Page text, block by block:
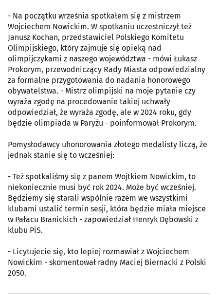
- Na początku września spotkałem się z mistrzem
Wojciechem Nowickim. W spotkaniu uczestniczył też
Janusz Kochan, przedstawiciel Polskiego Komitetu
Olimpijskiego, który zajmuje się opieką nad
olimpijczykami z naszego województwa - mówi Łukasz
Prokorym, przewodniczący Rady Miasta odpowiedzialny
za formalne przygotowania do nadania honorowego
obywatelstwa. - Mistrz olimpijski na moje pytanie czy
wyraża zgodę na procedowanie takiej uchwały
odpowiedział, że wyraża zgodę, ale w 2024 roku, gdy
będzie olimpiada w Paryżu - poinformował Prokorym.
Pomysłodawcy uhonorowania złotego medalisty liczą, że
jednak stanie się to wcześniej:
- Też spotkaliśmy się z panem Wojtkiem Nowickim, to
niekoniecznie musi być rok 2024. Może być wcześniej.
Będziemy się starali wspólnie razem we wszystkimi
klubami ustalić termin sesji, która będzie miała miejsce
w Pałacu Branickich - zapowiedział Henryk Dębowski z
klubu PiS.
- Licytujecie się, kto lepiej rozmawiał z Wojciechem
Nowickim - skomentował radny Maciej Biernacki z Polski
2050.